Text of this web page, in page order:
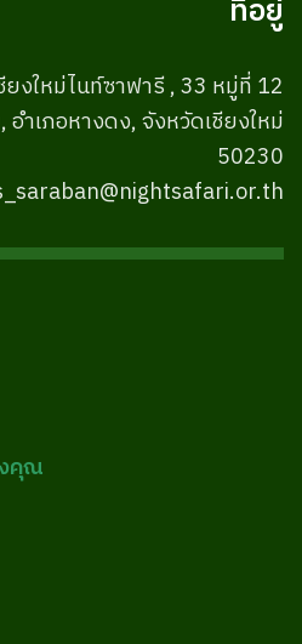
ที่อยู่
ยงใหม่ไนท์ซาฟารี , 33 หมู่ที่ 12
ำเภอหางดง, จังหวัดเชียงใหม่
50230
คุณ